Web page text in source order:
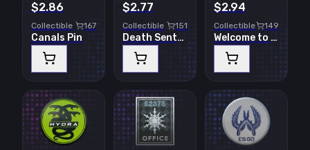
$2.86
Collectible 167
Canals Pin
$2.77
Collectible 151
Death Sentence Pin
$2.94
Collectible 149
Welcome to the Clutch Pin